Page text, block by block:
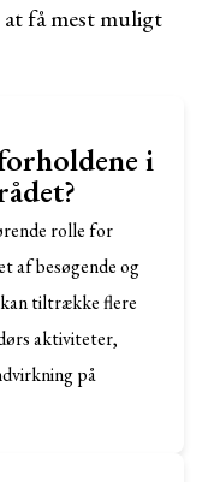
få mest muligt
i
rolle for
af besøgende og
tiltrække flere
aktiviteter,
på